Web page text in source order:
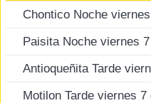
Chontico Noche
Paisita Noche viernes
Antioqueñita Tarde
Motilon Tarde viernes 7